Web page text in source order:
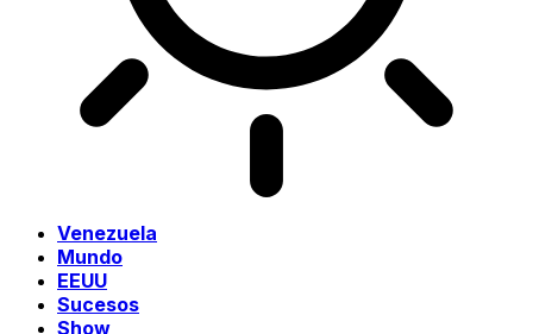
Venezuela
Mundo
EEUU
Sucesos
Show